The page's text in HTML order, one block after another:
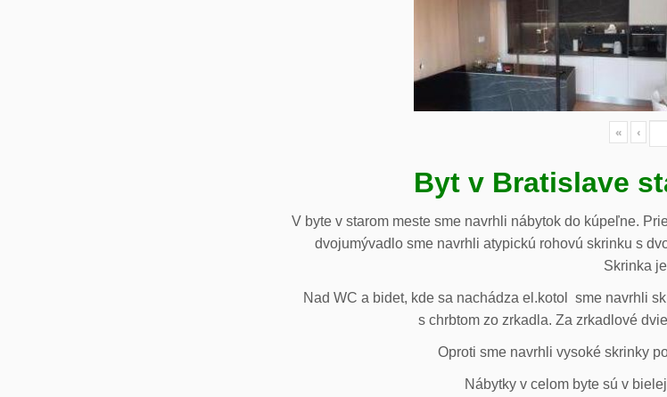
« ‹
Byt v Bratislave
V byte v starom meste sme navrhli nábytok do kúpeľne.
dvojumývadlo sme navrhli atypickú rohovú skrinku s
Skrinka
Nad WC a bidet, kde sa nachádza el.kotol sme navrhli
s chrbtom zo zrkadla. Za zrkadlové
Oproti sme navrhli vysoké skrinky
Nábytky v celom byte sú v